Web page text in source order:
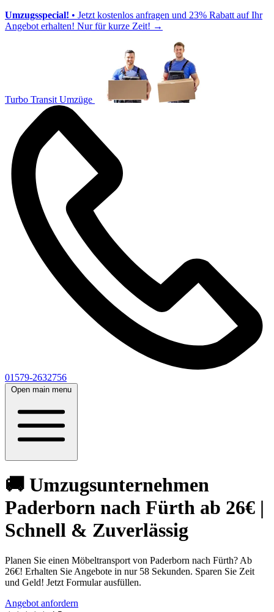
Umzugsspecial! • Jetzt kostenlos anfragen und 23% Rabatt auf Ihr
Angebot erhalten! Nur für kurze Zeit! →
Turbo Transit Umzüge
01579-2632756
Open main menu
🚚 Umzugsunternehmen
Paderborn nach Fürth ab 26€ |
Schnell & Zuverlässig
Planen Sie einen Möbeltransport von Paderborn nach Fürth? Ab
26€! Erhalten Sie Angebote in nur 58 Sekunden. Sparen Sie Zeit
und Geld! Jetzt Formular ausfüllen.
Angebot anfordern